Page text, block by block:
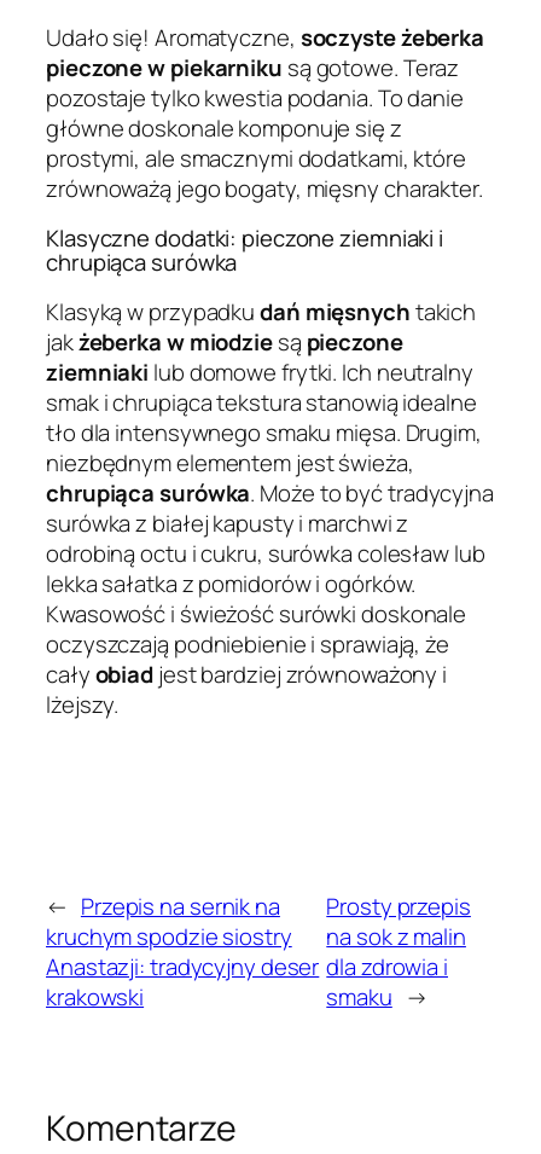
Udało się! Aromatyczne, soczyste żeberka
pieczone w piekarniku są gotowe. Teraz
pozostaje tylko kwestia podania. To danie
główne doskonale komponuje się z
prostymi, ale smacznymi dodatkami, które
zrównoważą jego bogaty, mięsny charakter.
Klasyczne dodatki: pieczone ziemniaki i
chrupiąca surówka
Klasyką w przypadkudań mięsnychtakich
jakżeberka w miodziesą pieczone
ziemniaki lub domowe frytki. Ich neutralny
smak i chrupiąca tekstura stanowią idealne
tło dla intensywnego smaku mięsa. Drugim,
niezbędnym elementem jest świeża,
chrupiąca surówka. Może to być tradycyjna
surówka z białej kapusty i marchwi z
odrobiną octu i cukru, surówka colesław lub
lekka sałatka z pomidorów i ogórków.
Kwasowość i świeżość surówki doskonale
oczyszczają podniebienie i sprawiają, że
całyobiadjest bardziej zrównoważony i
lżejszy.
← Przepis na sernik na
kruchym spodzie siostry
Anastazji: tradycyjny deser
krakowski
Prosty przepis
na sok z malin
dla zdrowia i
smaku →
Komentarze